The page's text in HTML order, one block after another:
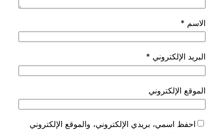
الاسم *
البريد الإلكتروني *
الموقع الإلكتروني
احفظ اسمي، بريدي الإلكتروني، والموقع الإلكتروني